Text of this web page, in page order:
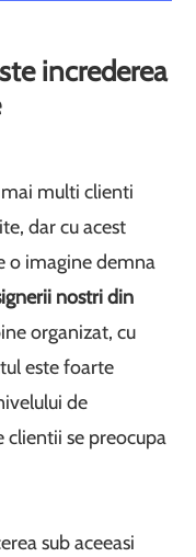
increderea
multi clienti
dar cu acest
o imagine demna
nostri din
organizat, cu
este foarte
de
clientii se preocupa
sub aceeasi